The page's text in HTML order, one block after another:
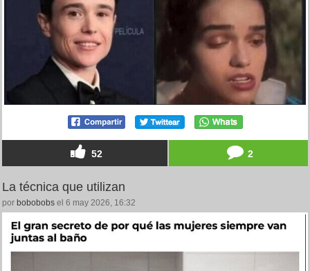
52 2
La técnica que utilizan
por bobobobs el 6 may 2026, 16:32